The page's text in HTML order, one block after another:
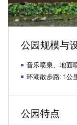
公园规模与
音乐喷泉、地面
环湖散步路: 1公
公园特点